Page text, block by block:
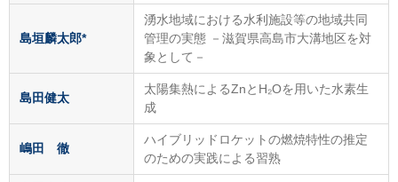
島垣麟太郎*
湧水地域における水利施設等の地域共同
管理の実態 －滋賀県高島市大溝地区を対
象として－
島田健太
太陽集熱によるZnとH₂Oを用いた水素生
成
嶋田 徹
ハイブリッドロケットの燃焼特性の推定
のための実践による習熟